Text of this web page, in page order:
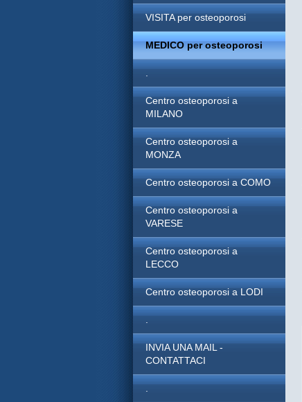
VISITA per osteoporosi
MEDICO per osteoporosi
Centro osteoporosi a
MILANO
Centro osteoporosi a
MONZA
Centro osteoporosi a COMO
Centro osteoporosi a
VARESE
Centro osteoporosi a
LECCO
Centro osteoporosi a LODI
INVIA UNA MAIL -
CONTATTACI